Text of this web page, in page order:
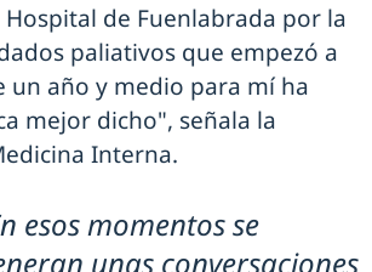
de Fuenlabrada por la
paliativos que empezó a
un año y medio para mí ha
mejor dicho", señala la
Interna.
esos momentos se
unas conversaciones